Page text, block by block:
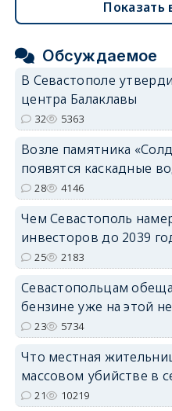
Показать
Обсуждаемое
В Севастополе
центра Балаклавы
32 5363
Возле памятника
появятся каскадные
28 4146
Чем Севастополь
инвесторов до 2039
25 2183
Севастопольцам
бензине уже на этой
23 5734
Что местная
массовом убийстве в
21 10219